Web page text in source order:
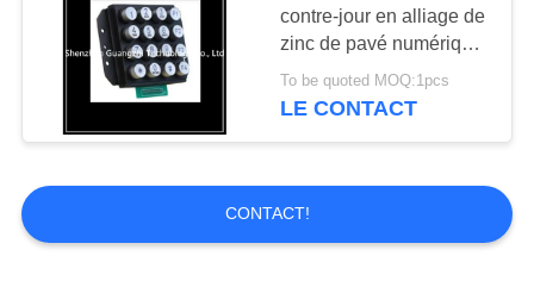
contre-jour en alliage de
zinc de pavé numérique
résistant avec le cadre
d'ABS
To be quoted MOQ:1pcs
LE CONTACT
CONTACT!